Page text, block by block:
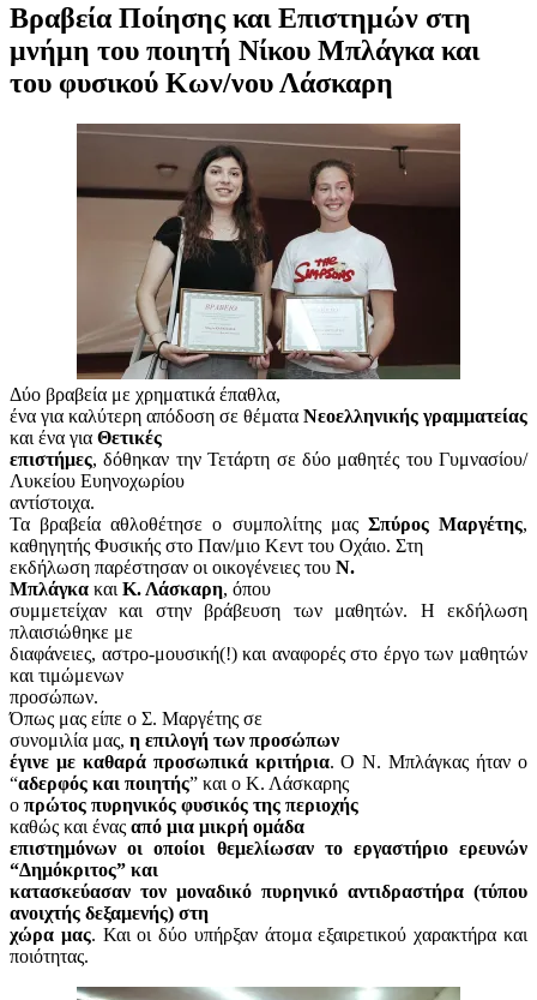
Βραβεία Ποίησης και Επιστημών στη
μνήμη του ποιητή Νίκου Μπλάγκα και
του φυσικού Κων/νου Λάσκαρη
Δύο βραβεία με χρηματικά έπαθλα,
ένα για καλύτερη απόδοση σε θέματα Νεοελληνικής γραμματείας
και ένα για Θετικές
επιστήμες, δόθηκαν την Τετάρτη σε δύο μαθητές του Γυμνασίου/
Λυκείου Ευηνοχωρίου
αντίστοιχα.
Τα βραβεία αθλοθέτησε ο συμπολίτης μας Σπύρος Μαργέτης,
καθηγητής Φυσικής στο Παν/μιο Κεντ του Οχάιο. Στη
εκδήλωση παρέστησαν οι οικογένειες του Ν.
Μπλάγκα και Κ. Λάσκαρη, όπου
συμμετείχαν και στην βράβευση των μαθητών. Η εκδήλωση
πλαισιώθηκε με
διαφάνειες, αστρο-μουσική(!) και αναφορές στο έργο των μαθητών
και τιμώμενων
προσώπων.
Όπως μας είπε ο Σ. Μαργέτης σε
συνομιλία μας, η επιλογή των προσώπων
έγινε με καθαρά προσωπικά κριτήρια. Ο Ν. Μπλάγκας ήταν ο
“αδερφός και ποιητής” και ο Κ. Λάσκαρης
ο πρώτος πυρηνικός φυσικός της περιοχής
καθώς και ένας από μια μικρή ομάδα
επιστημόνων οι οποίοι θεμελίωσαν το εργαστήριο ερευνών
“Δημόκριτος” και
κατασκεύασαν τον μοναδικό πυρηνικό αντιδραστήρα (τύπου
ανοιχτής δεξαμενής) στη
χώρα μας. Και οι δύο υπήρξαν άτομα εξαιρετικού χαρακτήρα και
ποιότητας.